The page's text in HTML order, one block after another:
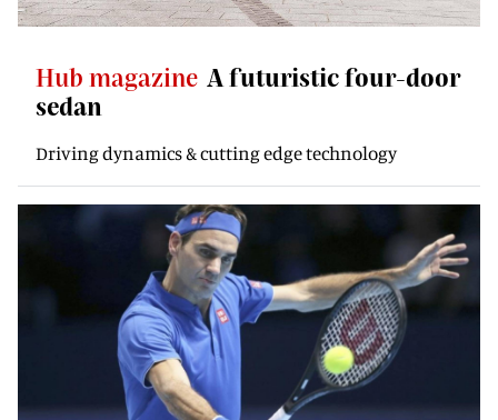
Hub magazine A futuristic four-door
sedan
Driving dynamics & cutting edge technology